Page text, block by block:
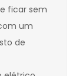
ficar sem
um
de